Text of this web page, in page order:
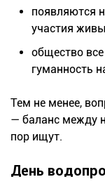
появляются
участия
общество
гуманность
Тем не менее,
— баланс между
пор ищут.
День